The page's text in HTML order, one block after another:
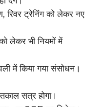
रिवर ट्रेनिंग को लेकर नए
लेकर भी नियमों में
में किया गया संसोधन।
सत्र होगा।